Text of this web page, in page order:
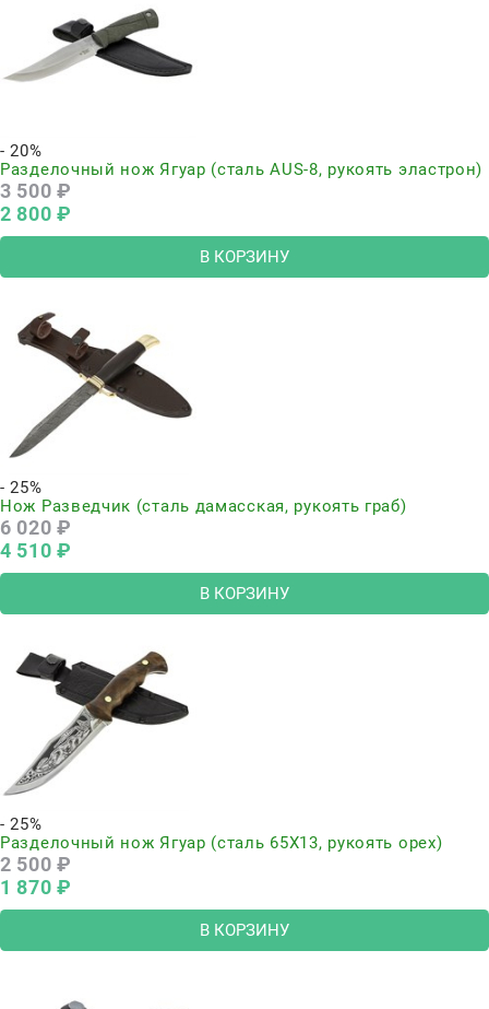
- 20%
Разделочный нож Ягуар (сталь AUS-8, рукоять эластрон)
3 500 ₽
2 800 ₽
В КОРЗИНУ
- 25%
Нож Разведчик (сталь дамасская, рукоять граб)
6 020 ₽
4 510 ₽
В КОРЗИНУ
- 25%
Разделочный нож Ягуар (сталь 65Х13, рукоять орех)
2 500 ₽
1 870 ₽
В КОРЗИНУ